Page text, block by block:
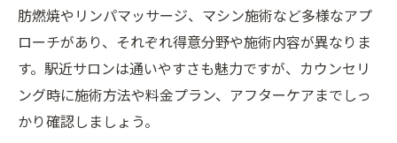
肪燃焼やリンパマッサージ、マシン施術など多様なアプ
ローチがあり、それぞれ得意分野や施術内容が異なりま
す。駅近サロンは通いやすさも魅力ですが、カウンセリ
ング時に施術方法や料金プラン、アフターケアまでしっ
かり確認しましょう。